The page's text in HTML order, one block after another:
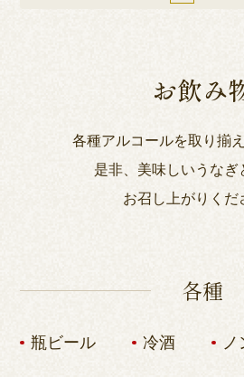
お飲み
各種アルコールを取り揃
是非、美味しいうなぎ
お召し上がりくだ
各種
瓶ビール 冷酒